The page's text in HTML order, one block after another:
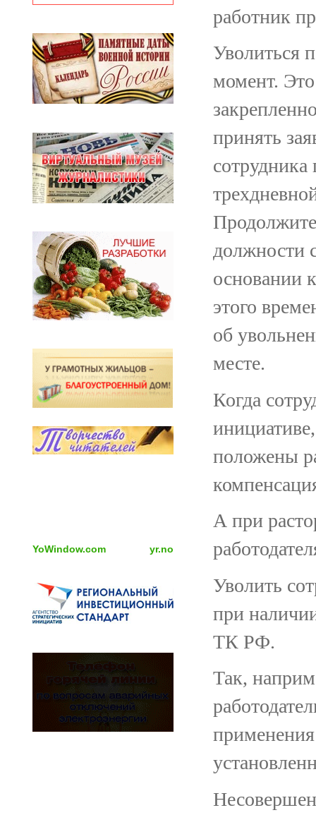
YoWindow.com yr.no
работник
Уволиться
момент.
принять
должности
основании
этого
об
месте.
Когда
положены
А при
Уволить
при
ТК РФ.
Так,